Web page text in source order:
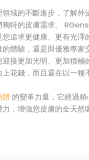
域的不斷進步，了解
特的皮膚需求。
您追求更健康、更有光
的體驗，還是與優雅專
接更加光明、更加積
花錢，而且還在以一種
體 的變革力量，它經過
，增強您皮膚的全天然